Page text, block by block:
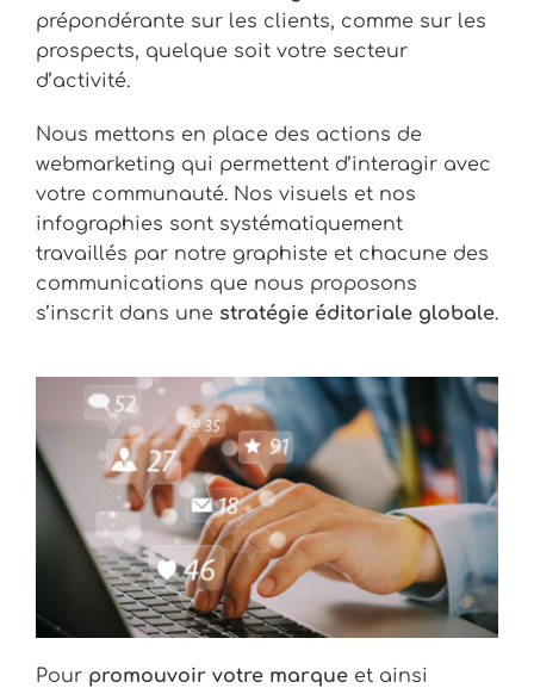
prépondérante sur les clients, comme sur les
prospects, quelque soit votre secteur
d’activité.
Nous mettons en place des actions de
webmarketing qui permettent d’interagir avec
votre communauté. Nos visuels et nos
infographies sont systématiquement
travaillés par notre graphiste et chacune des
communications que nous proposons
s’inscrit dans une stratégie éditoriale globale.
Pour promouvoir votre marqueet ainsi